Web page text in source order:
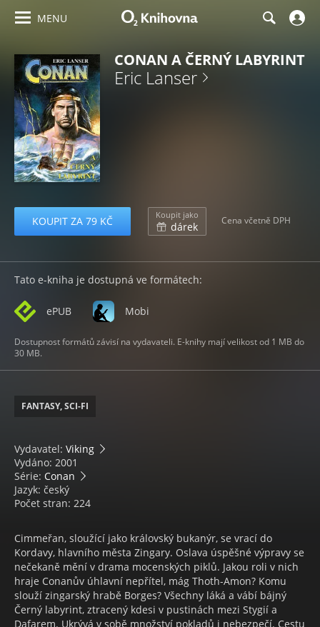
MENU
CONAN A ČERNÝ LABYRINT
Eric Lanser
KOUPIT ZA 79 KČ Koupit jako
dárek Cena včetně DPH
Tato e-kniha je dostupná ve formátech:
ePUB Mobi
Dostupnost formátů závisí na vydavateli. E-knihy mají velikost od 1 MB do
30 MB.
FANTASY, SCI-FI
Vydavatel: Viking
Vydáno: 2001
Série: Conan
Jazyk: český
Počet stran: 224
Cimmeřan, sloužící jako královský bukanýr, se vrací do
Kordavy, hlavního města Zingary. Oslava úspěšné výpravy se
nečekaně mění v drama mocenských piklů. Jakou roli v nich
hraje Conanův úhlavní nepřítel, mág Thoth-Amon? Komu
slouží zingarský hrabě Borges? Všechny láká a vábí bájný
Černý labyrint, ztracený kdesi v pustinách mezi Stygií a
Dafarem. Ukrývá v sobě množství pokladů i nebezpečí. Cestu